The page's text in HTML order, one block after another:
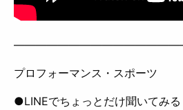
プロフォーマンス・スポーツ
●LINEでちょっとだけ聞いてみる